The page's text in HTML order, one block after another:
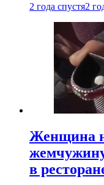
2 года спустя2
Женщина
в